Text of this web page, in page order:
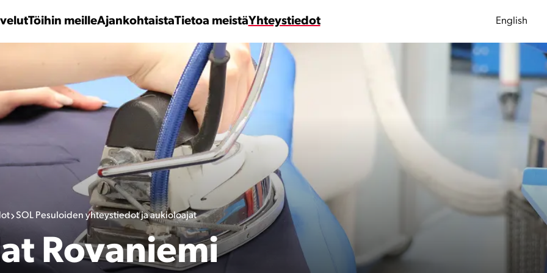
Töihin meilleAjankohtaistaTietoa meistäYhteystiedot English
SOL Pesuloiden yhteystiedot ja aukioloajat
Rovaniemi